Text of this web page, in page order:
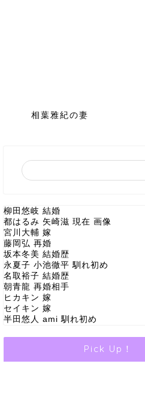
相葉雅紀の妻
柳田悠岐 結婚
都はるみ 矢崎滋 現在 画像
宮川大輔 嫁
藤岡弘 再婚
坂本冬美 結婚歴
永夏子 小池徹平 馴れ初め
名取裕子 結婚歴
朝青龍 再婚相手
ヒカキン 嫁
セイキン 嫁
半田悠人 ami 馴れ初め
Pick Up！